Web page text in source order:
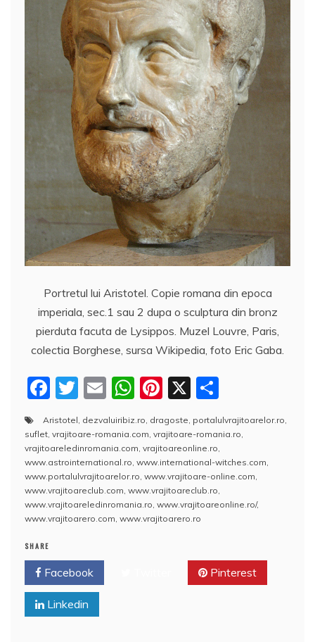
Portretul lui Aristotel. Copie romana din epoca
imperiala, sec.1 sau 2 dupa o sculptura din bronz
pierduta facuta de Lysippos. Muzel Louvre, Paris,
colectia Borghese, sursa Wikipedia, foto Eric Gaba.
F
a
c
e
b
o
o
T
w
itt
er
E
m
ai
l
W
at
s
A
p
p
Pi
nt
er
e
st
X
a
rt
aj
e
a
Aristotel dezvaluiribiz.ro dragoste portalulvrajitoarelor.ro
suflet vrajitoare-romania.com vrajitoare-romania.ro
vrajitoareledinromania.com vrajitoareonline.ro
www.astrointernational.ro www.international-witches.com
www.portalulvrajitoarelor.ro www.vrajitoare-online.com
www.vrajitoareclub.com www.vrajitoareclub.ro
www.vrajitoareledinromania.ro www.vrajitoareonline.ro/,
www.vrajitoarero.com www.vrajitoarero.ro
SHARE
Facebook Pinterest
Linkedin